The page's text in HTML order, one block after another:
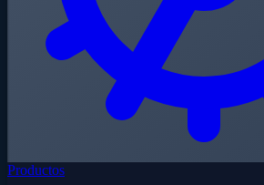
Productos